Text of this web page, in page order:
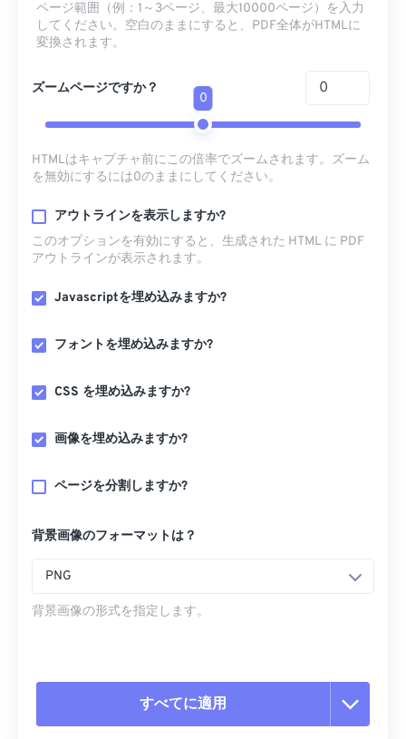
ページ範囲（例：1～3ページ、最大10000ページ）を入力
してください。空白のままにすると、PDF全体がHTMLに
変換されます。
ズームページですか？
0
HTMLはキャプチャ前にこの倍率でズームされます。ズーム
を無効にするには0のままにしてください。
アウトラインを表示しますか?
このオプションを有効にすると、生成された HTML に PDF
アウトラインが表示されます。
Javascriptを埋め込みますか?
フォントを埋め込みますか?
CSS を埋め込みますか?
画像を埋め込みますか?
ページを分割しますか?
背景画像のフォーマットは？
PNG
背景画像の形式を指定します。
すべてに適用